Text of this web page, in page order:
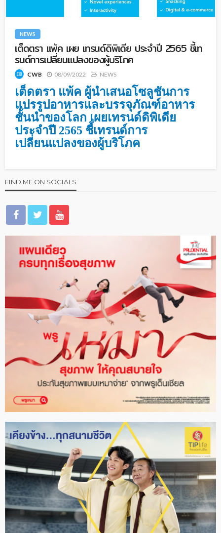
NEWS
เต็ดตรา แพ้ค เผย เทรนด์ดิพิเดีย ประจำปี 2565 ชี้เท
รนด์การเปลี่ยนแปลงของผู้บริโภค
CWB 08/09/2022 NEWS
เต็ดตรา แพ้ค ผู้นำเสนอโซลูชันการ
แปรรูปอาหารและบรรจุภัณฑ์อาหาร
ชั้นนำของโลก เผยเทรนด์ดิพิเดีย
ประจำปี 2565 ชี้เทรนด์การ
เปลี่ยนแปลงของผู้บริโภค
FIND ME ON SOCIALS